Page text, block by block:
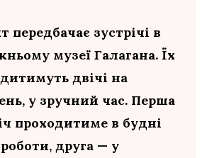
передбачає зустрічі в
музеї Галагана. Їх
двічі на
у зручний час. Перша
проходитиме в будні
друга — у